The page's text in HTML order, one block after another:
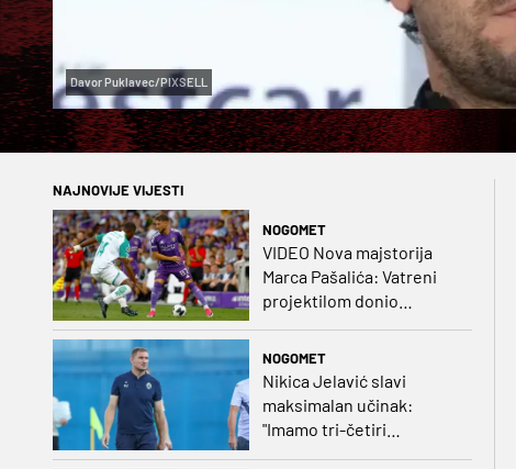
Davor Puklavec/PIXSELL
NAJNOVIJE VIJESTI
NOGOMET
VIDEO Nova majstorija
Marca Pašalića: Vatreni
projektilom donio
NOGOMET
Nikica Jelavić slavi
maksimalan učinak:
"Imamo tri-četiri